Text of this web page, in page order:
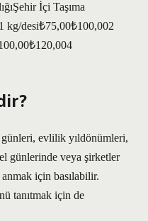
İçi Taşıma
kg/desi₺75,00₺100,002
evlilik yıldönümleri,
günlerinde veya şirketler
için basılabilir.
tanıtmak için de